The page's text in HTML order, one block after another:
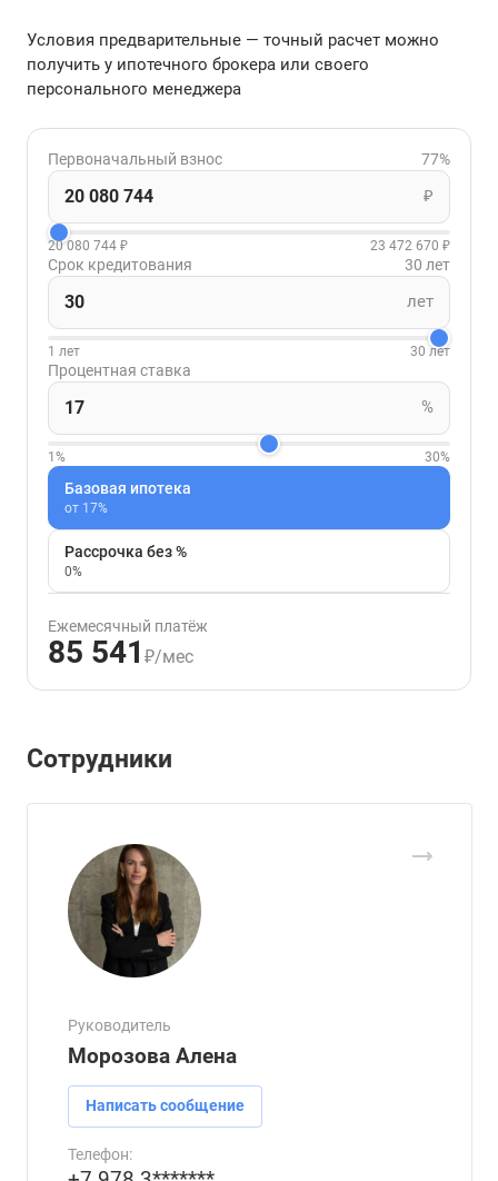
Условия предварительные — точный расчет можно
получить у ипотечного брокера или своего
персонального менеджера
Первоначальный взнос 77%
₽
20 080 744 ₽ 23 472 670 ₽
Срок кредитования 30 лет
лет
1 лет 30 лет
Процентная ставка
%
1% 30%
Базовая ипотека
от 17%
Рассрочка без %
0%
Ежемесячный платёж
85 541 ₽/мес
Сотрудники
Руководитель
Морозова Алена
Написать сообщение
Телефон: